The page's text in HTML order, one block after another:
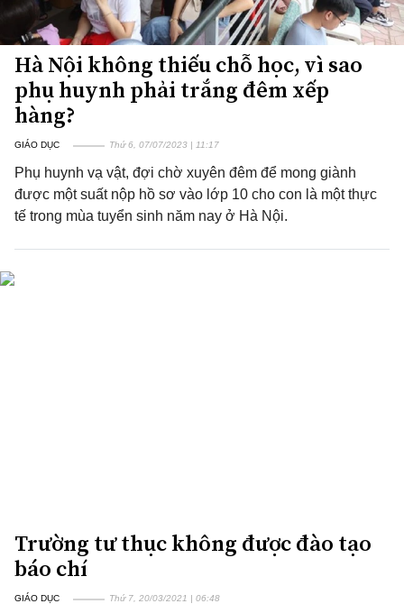
Hà Nội không thiếu chỗ học, vì sao
phụ huynh phải trắng đêm xếp
hàng?
GIÁO DỤC Thứ 6, 07/07/2023 | 11:17
Phụ huynh vạ vật, đợi chờ xuyên đêm để mong giành
được một suất nộp hồ sơ vào lớp 10 cho con là một thực
tế trong mùa tuyển sinh năm nay ở Hà Nội.
Trường tư thục không được đào tạo
báo chí
GIÁO DỤC Thứ 7, 20/03/2021 | 06:48